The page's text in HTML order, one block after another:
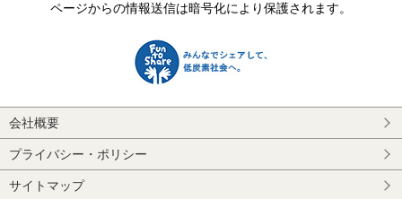
ページからの情報送信は暗号化により保護されます。
会社概要
プライバシー・ポリシー
サイトマップ